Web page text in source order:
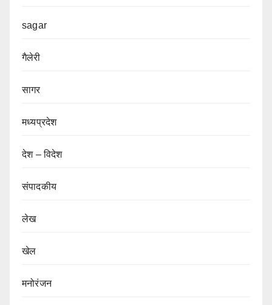
sagar
गैलेरी
सागर
मध्यप्रदेश
देश – विदेश
संपादकीय
लेख
खेल
मनोरंजन